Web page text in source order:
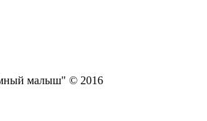
малыш" © 2016